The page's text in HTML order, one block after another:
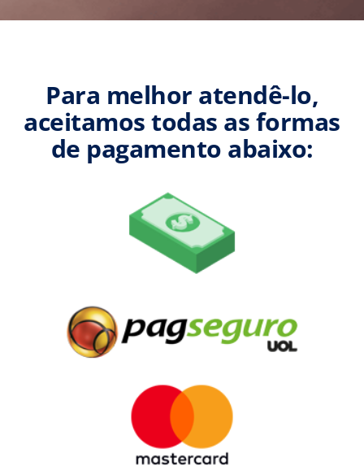
Para melhor atendê-lo,
aceitamos todas as formas
de pagamento abaixo: